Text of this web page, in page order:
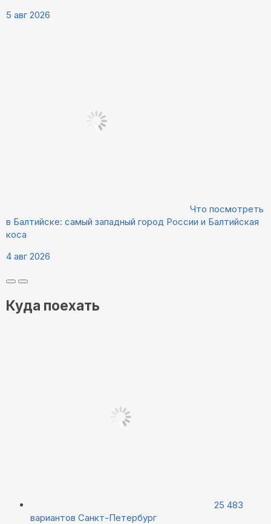
5 авг 2026
Что посмотреть
в Балтийске: самый западный город России и Балтийская
коса
4 авг 2026
Куда поехать
25 483
вариантов Санкт-Петербург